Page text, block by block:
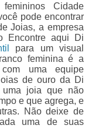
Cidade
pode encontrar
Joias, a empresa
Encontre aqui Di
para um visual
feminina é a
uma equipe
de ouro da Di
uma joia que não
e que agrega, e
Não deixe de
uma de suas